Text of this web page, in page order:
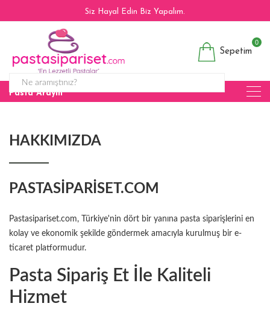
Siz Hayal Edin Biz Yapalım.
Sepetim
0
Pasta Arayın
HAKKIMIZDA
PASTASIPARISET.COM
Pastasipariset.com, Türkiye'nin dört bir yanına pasta siparişlerini en
kolay ve ekonomik şekilde göndermek amacıyla kurulmuş bir e-
ticaret platformudur.
Pasta Sipariş Et İle Kaliteli
Hizmet